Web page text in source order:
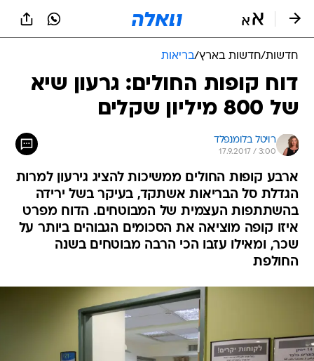
חדשות/חדשות בארץ/בריאות
דוח קופות החולים: גרעון שיא
של 800 מיליון שקלים
רויטל בלומנפלד
17.9.2017 / 3:00
ארבע קופות החולים ממשיכות להציג גירעון למרות
הגדלת סל הבריאות אשתקד, בעיקר בשל ירידה
בהשתתפות העצמית של המבוטחים. הדוח מפרט
איזו קופה מוציאה את הסכומים הגבוהים ביותר על
שכר, ומאילו עזבו הכי הרבה מבוטחים בשנה
החולפת